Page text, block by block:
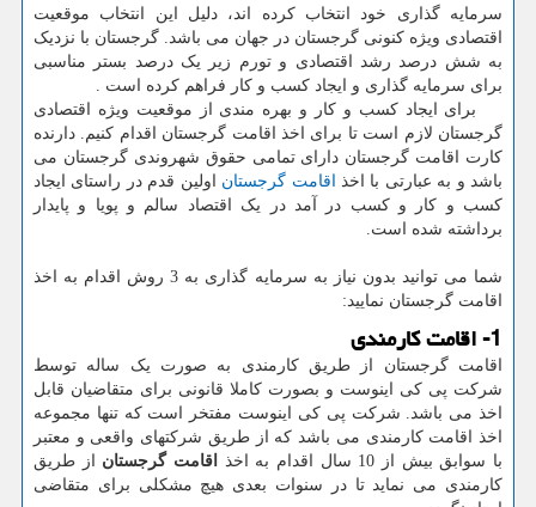
سرمایه گذاری خود انتخاب کرده اند، دلیل این انتخاب موقعیت
اقتصادی ویژه کنونی گرجستان در جهان می باشد. گرجستان با نزدیک
به شش درصد رشد اقتصادی و تورم زیر یک درصد بستر مناسبی
برای سرمایه گذاری و ایجاد کسب و کار فراهم کرده است .
برای ایجاد کسب و کار و بهره مندی از موقعیت ویژه اقتصادی
گرجستان لازم است تا برای اخذ اقامت گرجستان اقدام کنیم. دارنده
کارت اقامت گرجستان دارای تمامی حقوق شهروندی گرجستان می
باشد و به عبارتی با اخذ اقامت گرجستان اولین قدم در راستای ایجاد
کسب و کار و کسب در آمد در یک اقتصاد سالم و پویا و پایدار
برداشته شده است.
شما می توانید بدون نیاز به سرمایه گذاری به 3 روش اقدام به اخذ
اقامت گرجستان نمایید:
1- اقامت کارمندی
اقامت گرجستان از طریق کارمندی به صورت یک ساله توسط
شرکت پی کی اینوست و بصورت کاملا قانونی برای متقاضیان قابل
اخذ می باشد. شرکت پی کی اینوست مفتخر است که تنها مجموعه
اخذ اقامت کارمندی می باشد که از طریق شرکتهای واقعی و معتبر
با سوابق بیش از 10 سال اقدام به اخذ
اقامت گرجستان از طریق
کارمندی می نماید تا در سنوات بعدی هیچ مشکلی برای متقاضی